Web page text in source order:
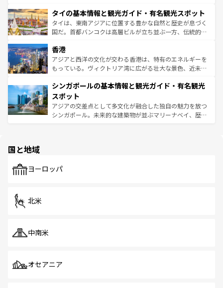
わってみてほしい。 なお、新着の韓国情報はコンテンツ一
覧 を参照してほしい。
急速な発展と共に伝統が息づく。ハノイの古い町並みやホ
ーチミン市のフランス統治時代の建物も、独特の雰囲気を
醸し出している。また、バラエティの豊かさとおいしさで
とつ。フォーやバインミー、ベトナムコーヒーなどは、ぜ
ひ現地で味わいたい。どの地域を訪れてもあたたかい人々
が旅行者を迎えてくれるので、きっと忘れられない旅にな
参照してほしい。
タイの基本情報と観光ガイド・有名観光スポット
タイは、東南アジアに位置する豊かな自然と歴史が息づく
国だ。首都バンコクは高層ビルが立ち並ぶ一方、伝統的な
の活気が交差している。北部ではチェンマイなどの山岳地
帯で自然と触れ合い、南部ではプーケットやクラビの美し
いビーチでリゾート気分を楽しむことができる。タイ料理
激する。気候は一年中温暖で、どの季節にも異なる楽しみ
が待っている。親しみやすいタイの人々、仏教を中心とし
た文化、そして多様な観光資源が、訪れる旅人を魅了し続
ける。 なお、新着のタイ情報はコンテンツ一覧を参照して
香港
アジアと西洋の文化が交わる香港は、特有のエネルギーを
もっている。ヴィクトリア湾に広がる壮大な景色、近未来
み、どこを訪れても感動するはず。観光スポットが密集し
ており、効率よく見どころを回れるのも魅力。息をのむよ
うな絶景から文化的な体験まで、香港を存分に楽しみ尽く
そう。 なお、新着の香港情報はコンテンツ一覧を参照して
シンガポールの基本情報と観光ガイド・有名観光
スポット
アジアの交差点として多文化が融合した独自の魅力を放つ
シンガポール。未来的な建築物が並ぶマリーナベイ、歴史
で、ホーカーズは地元の風情を楽しめる外せないスポット
国と地域
ヨーロッパ
北米
中南米
オセアニア